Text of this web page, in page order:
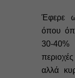
Έφερε
όπου
30-40%
αλλά